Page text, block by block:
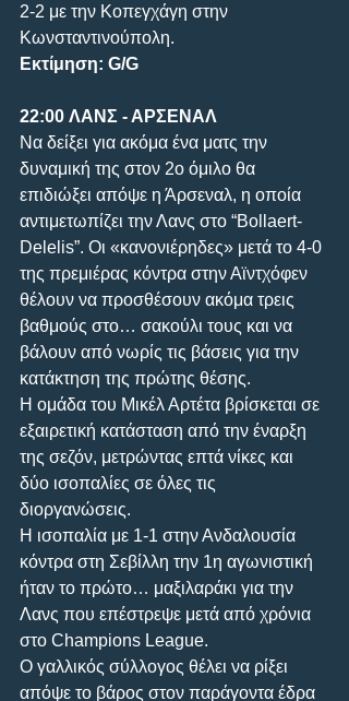
2-2 με την Κοπεγχάγη στην
Κωνσταντινούπολη.
Εκτίμηση: G/G
22:00 ΛΑΝΣ - ΑΡΣΕΝΑΛ
Να δείξει για ακόμα ένα ματς την
δυναμική της στον 2ο όμιλο θα
επιδιώξει απόψε η Άρσεναλ, η οποία
αντιμετωπίζει την Λανς στο “Bollaert-
Delelis”. Οι «κανονιέρηδες» μετά το 4-0
της πρεμιέρας κόντρα στην Αϊντχόφεν
θέλουν να προσθέσουν ακόμα τρεις
βαθμούς στο… σακούλι τους και να
βάλουν από νωρίς τις βάσεις για την
κατάκτηση της πρώτης θέσης.
Η ομάδα του Μικέλ Αρτέτα βρίσκεται σε
εξαιρετική κατάσταση από την έναρξη
της σεζόν, μετρώντας επτά νίκες και
δύο ισοπαλίες σε όλες τις
διοργανώσεις.
Η ισοπαλία με 1-1 στην Ανδαλουσία
κόντρα στη Σεβίλλη την 1η αγωνιστική
ήταν το πρώτο… μαξιλαράκι για την
Λανς που επέστρεψε μετά από χρόνια
στο Champions League.
Ο γαλλικός σύλλογος θέλει να ρίξει
απόψε το βάρος στον παράγοντα έδρα